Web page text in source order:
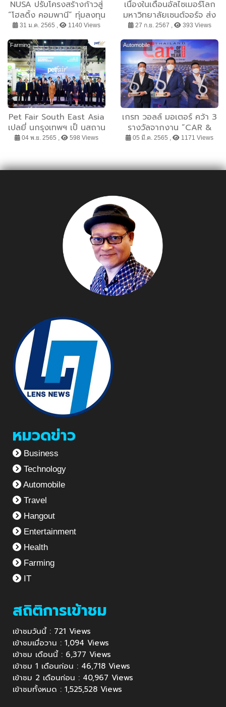
NUSA ปรับโครงสร้างก้าวสู่
“โฮลดิ้ง คอมพานี” ทุ่มลงทุน
ในธุรกิจที่มีศักยภาพสูง ตั้ง
บาทในไตรมาส 2/2565
31 ม.ค. 2565 , 1140 Views
เนื่องในเดือนอัลไซเมอร์โลก
มหาวิทยาลัยเซนต์จอร์จ ส่ง
เสริมความตระหนักรู้เกี่ยวกับ
27 ก.ย. 2567 , 393 Views
Farming
Pet Fair South East Asia
เปลยี่ นกรุงเทพฯ เป็ นสถาน
ที่นัดพบแห่งใหม่ของอตุ สา
04 พ.ย. 2565 , 598 Views
Automobile
เกรท วอลล์ มอเตอร์ คว้า 3
รางวัลจากงาน “CAR &
BIKE OF THE YEAR
ยานยนต์ไฟฟ้าในประเทศไทย
05 มี.ค. 2565 , 1171 Views
หมวดข่าว
Business
Technology
Automobile
Travel
Hangout
Entertainment
Health
Farming
IT
สถิติการเข้าชม
เข้าชมวันนี้ : 721 Views
เข้าชมเมื่อวาน : 1,094 Views
เข้าชม เดือนนี้ : 6,377 Views
เข้าชม 1 เดือนก่อน : 46,718 Views
เข้าชม 2 เดือนก่อน : 40,967 Views
เข้าชมทั้งหมด : 1,525,528 Views